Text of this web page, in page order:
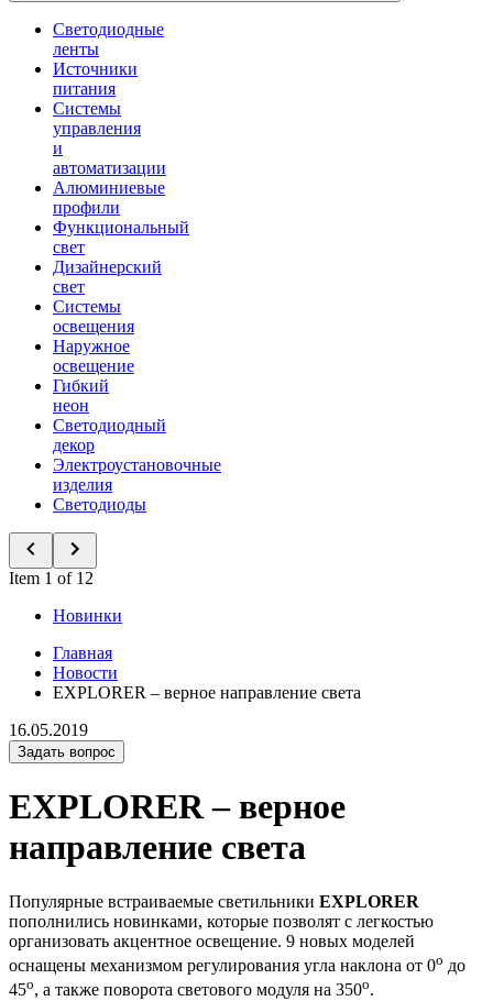
Светодиодные
ленты
Источники
питания
Системы
управления
и
автоматизации
Алюминиевые
профили
Функциональный
свет
Дизайнерский
свет
Системы
освещения
Наружное
освещение
Гибкий
неон
Светодиодный
декор
Электроустановочные
изделия
Светодиоды
Item 1 of 12
Новинки
Главная
Новости
EXPLORER – верное направление света
16.05.2019
Задать вопрос
EXPLORER – верное
направление света
Популярные встраиваемые светильники EXPLORER
пополнились новинками, которые позволят с легкостью
организовать акцентное освещение. 9 новых моделей
оснащены механизмом регулирования угла наклона от 0o до
45o, а также поворота светового модуля на 350o.